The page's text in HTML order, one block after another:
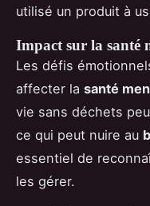
utilisé un produit à
Impact sur la santé
Les défis
affecter la santé
vie sans déchets
ce qui peut nuire au
essentiel de
les gérer.